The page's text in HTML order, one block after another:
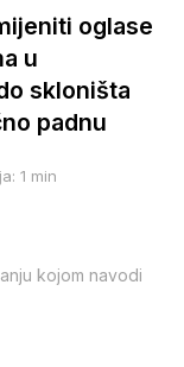
oglase
u
skloništa
padnu
1 min